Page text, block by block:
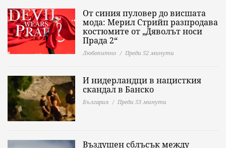
От синия пуловер до висшата
мода: Мерил Стрийп разпродава
костюмите от „Дяволът носи
Прада 2“
Любопитно Преди 52 минути
И нидерландци в нацисткия
скандал в Банско
България Преди 53 минути
Въздушен сблъсък между